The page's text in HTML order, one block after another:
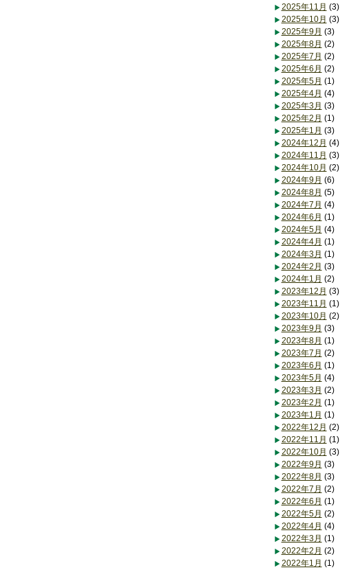
2025年11月 (3)
2025年10月 (3)
2025年9月 (3)
2025年8月 (2)
2025年7月 (2)
2025年6月 (2)
2025年5月 (1)
2025年4月 (4)
2025年3月 (3)
2025年2月 (1)
2025年1月 (3)
2024年12月 (4)
2024年11月 (3)
2024年10月 (2)
2024年9月 (6)
2024年8月 (5)
2024年7月 (4)
2024年6月 (1)
2024年5月 (4)
2024年4月 (1)
2024年3月 (1)
2024年2月 (3)
2024年1月 (2)
2023年12月 (3)
2023年11月 (1)
2023年10月 (2)
2023年9月 (3)
2023年8月 (1)
2023年7月 (2)
2023年6月 (1)
2023年5月 (4)
2023年3月 (2)
2023年2月 (1)
2023年1月 (1)
2022年12月 (2)
2022年11月 (1)
2022年10月 (3)
2022年9月 (3)
2022年8月 (3)
2022年7月 (2)
2022年6月 (1)
2022年5月 (2)
2022年4月 (4)
2022年3月 (1)
2022年2月 (2)
2022年1月 (1)